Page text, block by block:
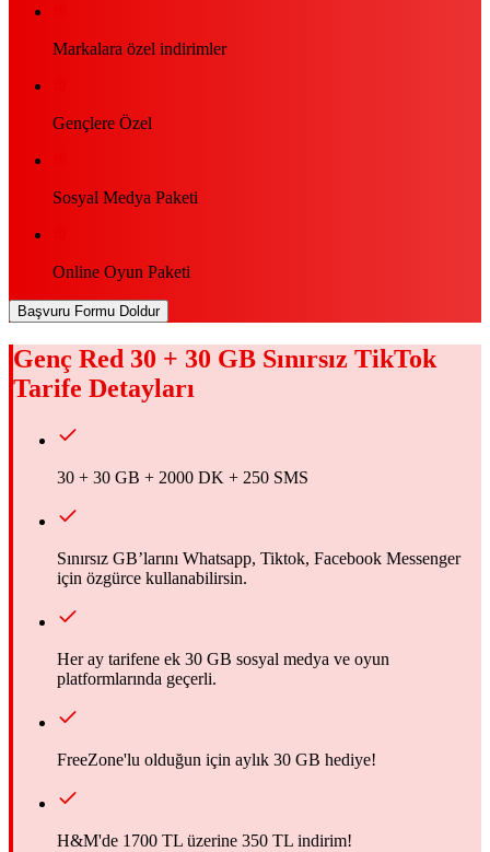
Markalara özel indirimler
Gençlere Özel
Sosyal Medya Paketi
Online Oyun Paketi
Başvuru Formu Doldur
Genç Red 30 + 30 GB Sınırsız TikTok
Tarife Detayları
30 + 30 GB + 2000 DK + 250 SMS
Sınırsız GB’larını Whatsapp, Tiktok, Facebook Messenger
için özgürce kullanabilirsin.
Her ay tarifene ek 30 GB sosyal medya ve oyun
platformlarında geçerli.
FreeZone'lu olduğun için aylık 30 GB hediye!
H&M'de 1700 TL üzerine 350 TL indirim!